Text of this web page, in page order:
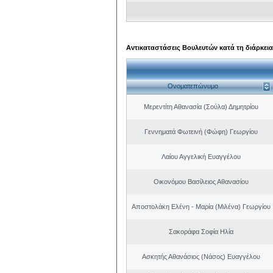
Αντικαταστάσεις Βουλευτών κατά τη
Ονοματεπώνυμο
Μερεντίτη Αθανασία (Σούλα) Δημητρίου
Γεννηματά Φωτεινή (Φώφη) Γεωργίου
Λαίου Αγγελική Ευαγγέλου
Οικονόμου Βασίλειος Αθανασίου
Αποστολάκη Ελένη - Μαρία (Μιλένα) Γεωργίου
Σακοράφα Σοφία Ηλία
Ασκητής Αθανάσιος (Νάσος) Ευαγγέλου